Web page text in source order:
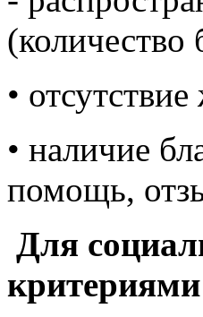
(количество
•
• наличие
помощь,
Для